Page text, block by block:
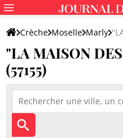
Crèche Moselle Marly
"LA MAISON
(57155)